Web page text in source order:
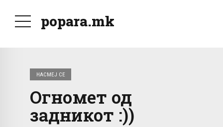
popara.mk
НАСМЕЈ СЕ
Огномет од
задникот :))